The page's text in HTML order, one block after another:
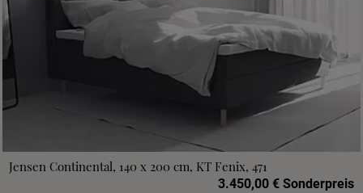
Jensen Continental, 140 x 200 cm, KT Fenix, 471
3.450,00 € Sonderpreis